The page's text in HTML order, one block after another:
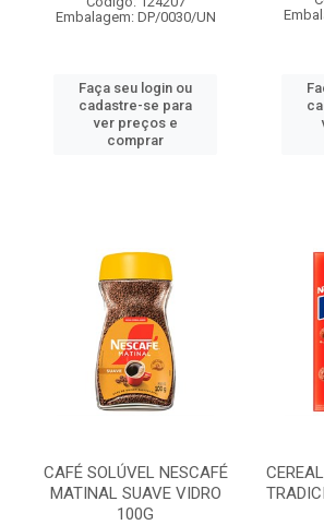
Embalagem: DP/0030/UN
Faça seu login ou
cadastre-se para
ver preços e
comprar
CAFÉ SOLÚVEL NESCAFÉ
MATINAL SUAVE VIDRO
100G